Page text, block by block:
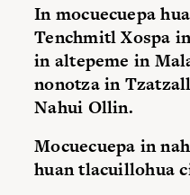
In mocuecuepa
Tenchmitl Xospa
in altepeme in
nonotza in
Nahui Ollin.
Mocuecuepa in
huan tlacuillohua